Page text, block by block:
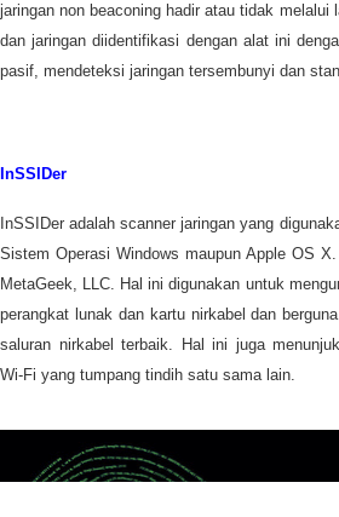
jaringan non beaconing hadir atau tidak melalui
dan jaringan diidentifikasi dengan alat ini
pasif, mendeteksi jaringan tersembunyi dan
InSSIDer
InSSIDer adalah scanner jaringan yang
Sistem Operasi Windows maupun Apple OS
MetaGeek, LLC. Hal ini digunakan untuk
perangkat lunak dan kartu nirkabel dan
saluran nirkabel terbaik. Hal ini juga
Wi-Fi yang tumpang tindih satu sama lain.